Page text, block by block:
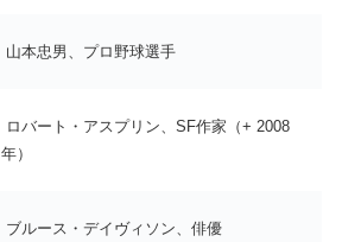
山本忠男、プロ野球選手
ロバート・アスプリン、SF作家（+ 2008
年）
ブルース・デイヴィソン、俳優